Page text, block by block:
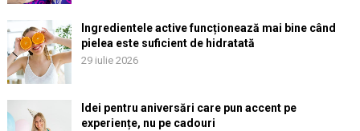
Ingredientele active funcționează mai bine când
pielea este suficient de hidratată
29 iulie 2026
Idei pentru aniversări care pun accent pe
experiențe, nu pe cadouri